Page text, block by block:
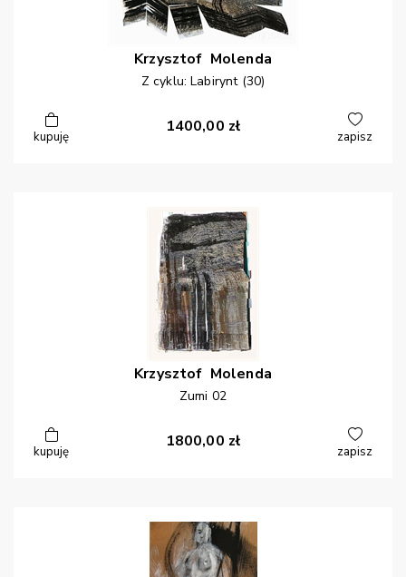
Krzysztof Molenda
Z cyklu: Labirynt (30)
kupuję
1400,00 zł
zapisz
Krzysztof Molenda
Zumi 02
kupuję
1800,00 zł
zapisz